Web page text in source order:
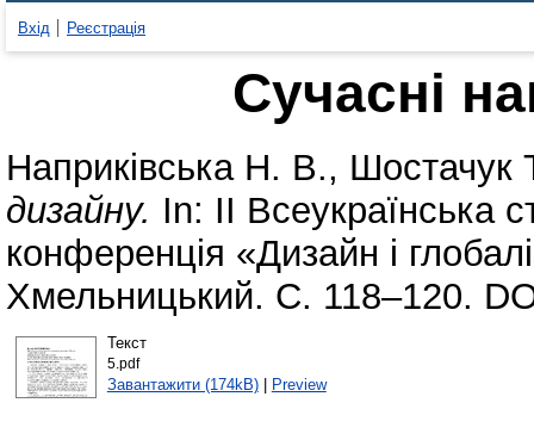
Вхід Реєстрація
Сучасні
Наприківська Н. В., Шостачук
дизайну. In: II Всеукраїнська
конференція «Дизайн і
Хмельницький. С. 118–120.
Текст
5.pdf
Завантажити (174kB)| Preview